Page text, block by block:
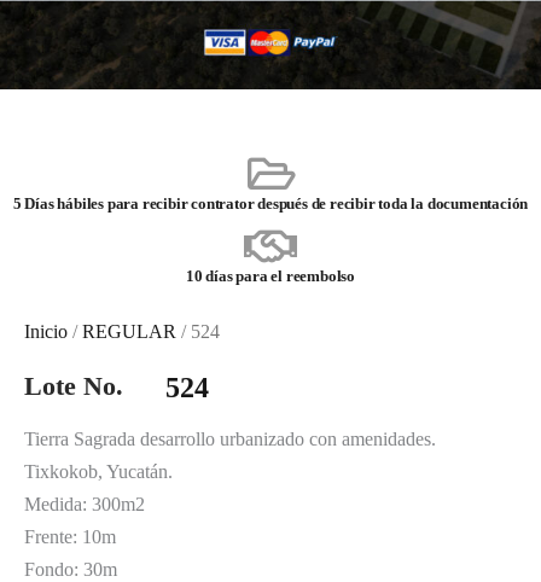
5 Días hábiles para recibir contrator después de recibir toda la documentación
10 días para el reembolso
Inicio /REGULAR / 524
Lote No. 524
Tierra Sagrada desarrollo urbanizado con amenidades.
Tixkokob, Yucatán.
Medida: 300m2
Frente: 10m
Fondo: 30m